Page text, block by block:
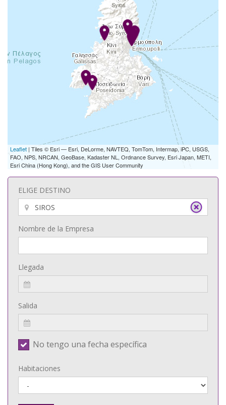
Leaflet | Tiles © Esri — Esri, DeLorme, NAVTEQ, TomTom, Intermap, iPC, USGS,
FAO, NPS, NRCAN, GeoBase, Kadaster NL, Ordnance Survey, Esri Japan, METI,
Esri China (Hong Kong), and the GIS User Community
ELIGE DESTINO
Nombre de la Empresa
Llegada
Salida
No tengo una fecha específica
Habitaciones